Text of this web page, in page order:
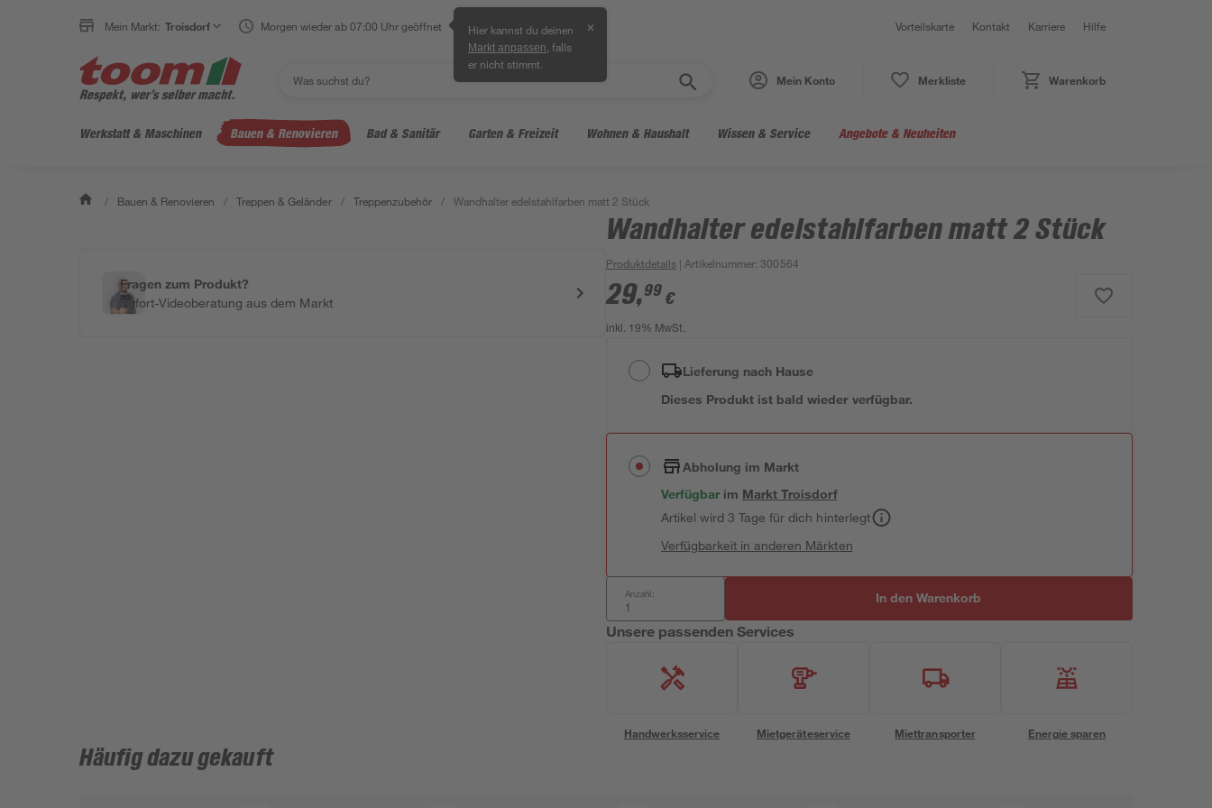
Mein Markt: Troisdorf Morgen wieder ab 07:00 Uhr geöffnet Hier kannst du deinen
Markt anpassen , falls
er nicht stimmt.
✕ Vorteilskarte Kontakt Karriere Hilfe
Mein Konto Merkliste Warenkorb
Werkstatt & Maschinen Bauen & Renovieren Bad & Sanitär Garten & Freizeit Wohnen & Haushalt Wissen & Service Angebote & Neuheiten
/ Bauen & Renovieren / Treppen & Geländer / Treppenzubehör / Wandhalter edelstahlfarben matt 2 Stück
Fragen zum Produkt?
Sofort-Videoberatung aus dem Markt
Wandhalter edelstahlfarben matt 2 Stück
Produktdetails | Artikelnummer:300564
29,99 €
inkl. 19% MwSt.
Lieferung nach Hause
Dieses Produkt ist bald wieder verfügbar.
Abholung im Markt
Verfügbar im MarktTroisdorf
Artikel wird 3 Tage für dich hinterlegt
Verfügbarkeit in anderen Märkten
Anzahl: In den Warenkorb
Unsere passenden Services
Handwerksservice Mietgeräteservice Miettransporter Energie sparen
Häufig dazu gekauft